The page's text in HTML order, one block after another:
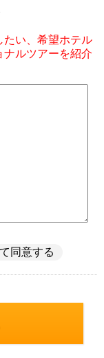
い、希望ホテル
ルツアーを紹介
同意する